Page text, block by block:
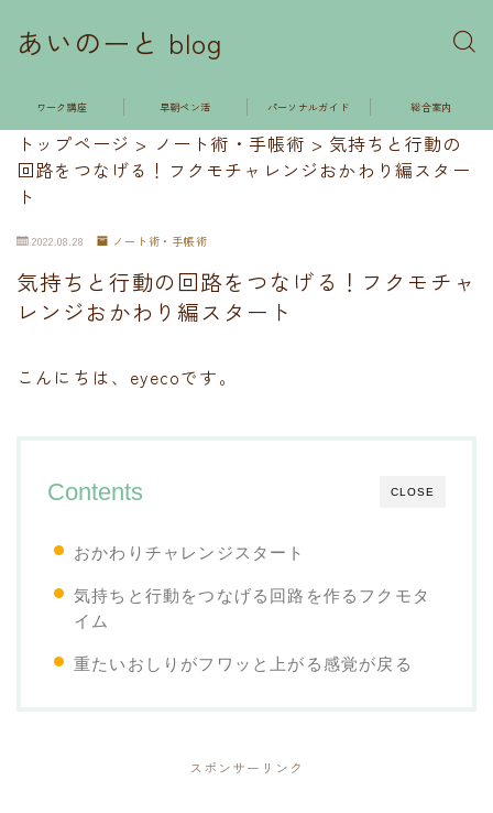
あいのーと blog
ワーク講座 早朝ペン活 パーソナルガイド 総合案内
トップページ > ノート術・手帳術 > 気持ちと行動の
回路をつなげる！フクモチャレンジおかわり編スター
ト
2022.08.28 ノート術・手帳術
気持ちと行動の回路をつなげる！フクモチャ
レンジおかわり編スタート
こんにちは、eyecoです。
CLOSE
Contents
おかわりチャレンジスタート
気持ちと行動をつなげる回路を作るフクモタ
イム
重たいおしりがフワッと上がる感覚が戻る
スポンサーリンク